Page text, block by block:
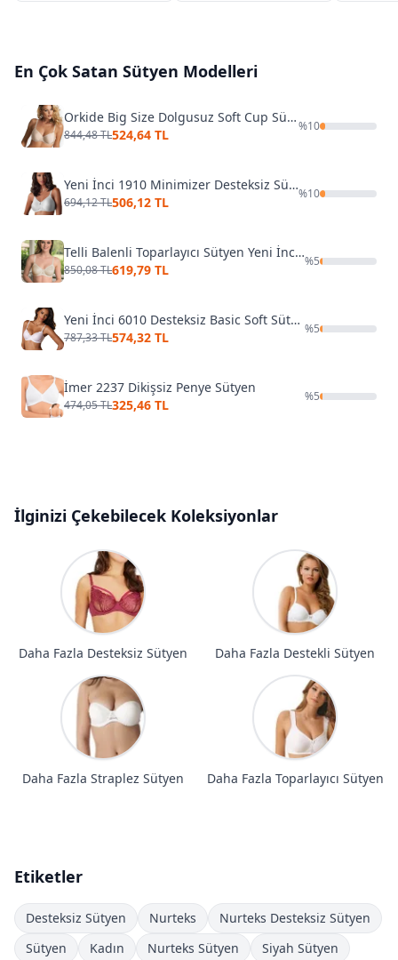
En Çok Satan Sütyen Modelleri
Orkide Big Size Dolgusuz Soft Cup Sütyen 8100
844,48 TL524,64 TL
%10
Yeni İnci 1910 Minimizer Desteksiz Sütyen
694,12 TL506,12 TL
%10
Telli Balenli Toparlayıcı Sütyen Yeni İnci 1710
850,08 TL619,79 TL
%5
Yeni İnci 6010 Desteksiz Basic Soft Sütyen
787,33 TL574,32 TL
%5
İmer 2237 Dikişsiz Penye Sütyen
474,05 TL325,46 TL
%5
İlginizi Çekebilecek Koleksiyonlar
Daha Fazla Desteksiz Sütyen Daha Fazla Destekli Sütyen
Daha Fazla Straplez Sütyen Daha Fazla Toparlayıcı Sütyen
Etiketler
Desteksiz Sütyen Nurteks
Nurteks Desteksiz Sütyen
Sütyen
Kadın Nurteks Sütyen Siyah Sütyen